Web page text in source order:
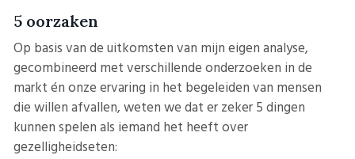
5 oorzaken
Op basis van de uitkomsten van mijn eigen analyse,
gecombineerd met verschillende onderzoeken in de
markt én onze ervaring in het begeleiden van mensen
die willen afvallen, weten we dat er zeker 5 dingen
kunnen spelen als iemand het heeft over
gezelligheidseten: